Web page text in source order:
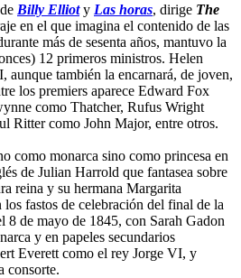
Billy Ellioty Las horas, dirige The
en el que imagina el contenido de las
más de sesenta años, mantuvo la
12 primeros ministros. Helen
aunque también la encarnará, de joven,
los premiers aparece Edward Fox
como Thatcher, Rufus Wright
Ritter como John Major, entre otros.
como monarca sino como princesa en
de Julian Harrold que fantasea sobre
reina y su hermana Margarita
fastos de celebración del final de la
8 de mayo de 1845, con Sarah Gadon
y en papeles secundarios
Everett como el rey Jorge VI, y
consorte.